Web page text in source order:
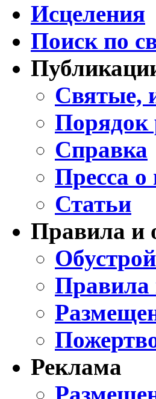
Исцеления
Поиск по
Святые,
Порядок
Справка
Пресса о
Статьи
Правила и
Правила
Реклама